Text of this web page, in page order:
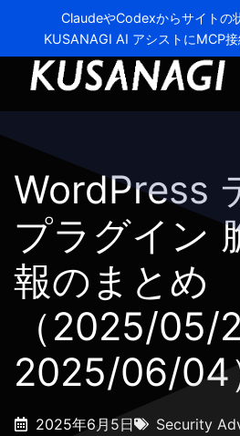
ClaudeやCodexからサイトの
KUSANAGI AI アシストにMCP
WordPress
プラグイン
報のまとめ
（2025/05/
2025/06/04
2025年6月5日 Security
A-